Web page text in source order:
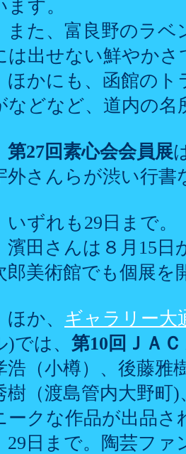
ます。
また、富良野のラベ
は出せない鮮やかさ
ほかにも、函館のト
などなど、道内の
第27回素心会会員展
外さんらが渋い行
いずれも29日まで。
濱田さんは８月15日
郎美術館でも個展を
ほか、 ギャラリー大
)では、 第10回ＪＡ
浩（小樽）、後藤雅
樹（渡島管内大野町
ークな作品が出品さ
29日まで。陶芸ファ